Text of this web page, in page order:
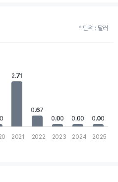
* 단위 : 달러
categories.
values. Data ranges from 0 to
2.71
2.71
0.67
0.67
0.00
0.00 0.00
0.00 0.00
0.00
2021 2022 2023 2024 2025